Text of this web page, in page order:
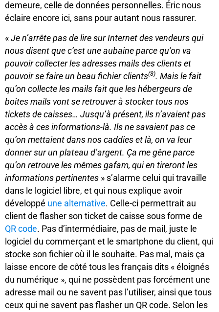
demeure, celle de données personnelles. Éric nous
éclaire encore ici, sans pour autant nous rassurer.
« Je n’arrête pas de lire sur Internet des vendeurs qui
nous disent que c’est une aubaine parce qu’on va
pouvoir collecter les adresses mails des clients et
pouvoir se faire un beau fichier clients(3). Mais le fait
qu’on collecte les mails fait que les hébergeurs de
boites mails vont se retrouver à stocker tous nos
tickets de caisses… Jusqu’à présent, ils n’avaient pas
accès à ces informations-là. Ils ne savaient pas ce
qu’on mettaient dans nos caddies et là, on va leur
donner sur un plateau d’argent. Ça me gêne parce
qu’on retrouve les mêmes gafam, qui en tireront les
informations pertinentes » s’alarme celui qui travaille
dans le logiciel libre, et qui nous explique avoir
développé une alternative. Celle-ci permettrait au
client de flasher son ticket de caisse sous forme de
QR code. Pas d’intermédiaire, pas de mail, juste le
logiciel du commerçant et le smartphone du client, qui
stocke son fichier où il le souhaite. Pas mal, mais ça
laisse encore de côté tous les français dits « éloignés
du numérique », qui ne possèdent pas forcément une
adresse mail ou ne savent pas l’utiliser, ainsi que tous
ceux qui ne savent pas flasher un QR code. Selon les